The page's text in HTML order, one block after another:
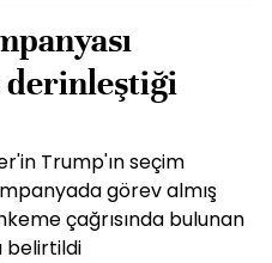
derinleştiği
Trump'ın seçim
görev almış
çağrısında bulunan
belirtildi